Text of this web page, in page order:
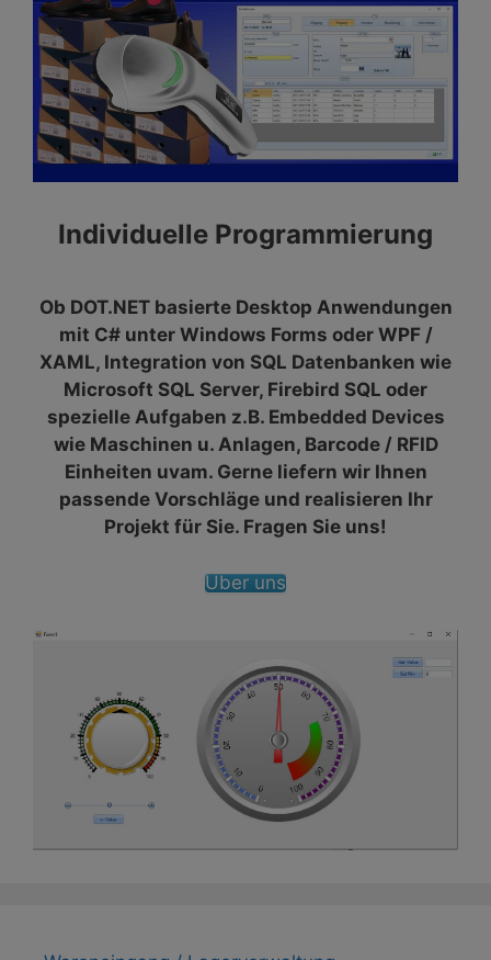
Individuelle Programmierung
Ob DOT.NET basierte Desktop Anwendungen
mit C# unter Windows Forms oder WPF /
XAML, Integration von SQL Datenbanken wie
Microsoft SQL Server, Firebird SQL oder
spezielle Aufgaben z.B. Embedded Devices
wie Maschinen u. Anlagen, Barcode / RFID
Einheiten uvam. Gerne liefern wir Ihnen
passende Vorschläge und realisieren Ihr
Projekt für Sie. Fragen Sie uns!
Über uns